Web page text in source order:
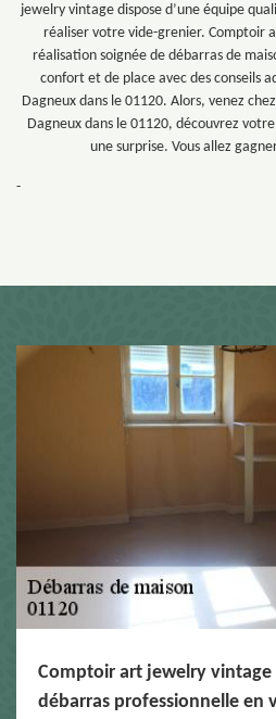
jewelry vintage dispose d’une équipe
réaliser votre vide-grenier. Comptoir
réalisation soignée de débarras de
confort et de place avec des conseils
Dagneux dans le 01120. Alors, venez
Dagneux dans le 01120, découvrez
une surprise. Vous allez
-
Comptoir art jewelry vintage
débarras professionnelle en